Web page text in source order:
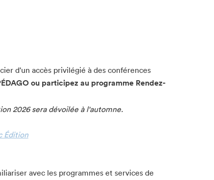
d'un accès privilégié à des conférences
ou participez au programme Rendez-
2026 sera dévoilée à l'automne.
Édition
avec les programmes et services de